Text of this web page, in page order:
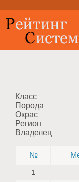
Класс
Порода
Окрас
Регион
Владелец
№
1